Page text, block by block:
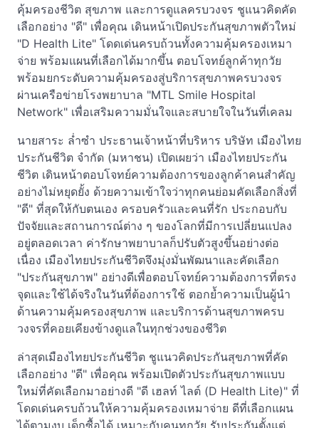
คุ้มครองชีวิต สุขภาพ และการดูแลครบวงจร ชูแนวคิดคัด
เลือกอย่าง "ดี" เพื่อคุณ เดินหน้าเปิดประกันสุขภาพตัวใหม่
"D Health Lite" โดดเด่นครบถ้วนทั้งความคุ้มครองเหมา
จ่าย พร้อมแผนที่เลือกได้มากขึ้น ตอบโจทย์ลูกค้าทุกวัย
พร้อมยกระดับความคุ้มครองสู่บริการสุขภาพครบวงจร
ผ่านเครือข่ายโรงพยาบาล "MTL Smile Hospital
Network" เพื่อเสริมความมั่นใจและสบายใจในวันที่เคลม
นายสาระ ล่ำซำ ประธานเจ้าหน้าที่บริหาร บริษัท เมืองไทย
ประกันชีวิต จำกัด (มหาชน) เปิดเผยว่า เมืองไทยประกัน
ชีวิต เดินหน้าตอบโจทย์ความต้องการของลูกค้าคนสำคัญ
อย่างไม่หยุดยั้ง ด้วยความเข้าใจว่าทุกคนย่อมคัดเลือกสิ่งที่
"ดี" ที่สุดให้กับตนเอง ครอบครัวและคนที่รัก ประกอบกับ
ปัจจัยและสถานการณ์ต่าง ๆ ของโลกที่มีการเปลี่ยนแปลง
อยู่ตลอดเวลา ค่ารักษาพยาบาลก็ปรับตัวสูงขึ้นอย่างต่อ
เนื่อง เมืองไทยประกันชีวิตจึงมุ่งมั่นพัฒนาและคัดเลือก
"ประกันสุขภาพ" อย่างดีเพื่อตอบโจทย์ความต้องการที่ตรง
จุดและใช้ได้จริงในวันที่ต้องการใช้ ตอกย้ำความเป็นผู้นำ
ด้านความคุ้มครองสุขภาพ และบริการด้านสุขภาพครบ
วงจรที่คอยเคียงข้างดูแลในทุกช่วงของชีวิต
ล่าสุดเมืองไทยประกันชีวิต ชูแนวคิดประกันสุขภาพที่คัด
เลือกอย่าง "ดี" เพื่อคุณ พร้อมเปิดตัวประกันสุขภาพแบบ
ใหม่ที่คัดเลือกมาอย่างดี "ดี เฮลท์ ไลต์ (D Health Lite)" ที่
โดดเด่นครบถ้วนให้ความคุ้มครองเหมาจ่าย ดีที่เลือกแผน
ได้ตามงบ เด็กซื้อได้ เหมาะกับคนทุกวัย รับประกันตั้งแต่